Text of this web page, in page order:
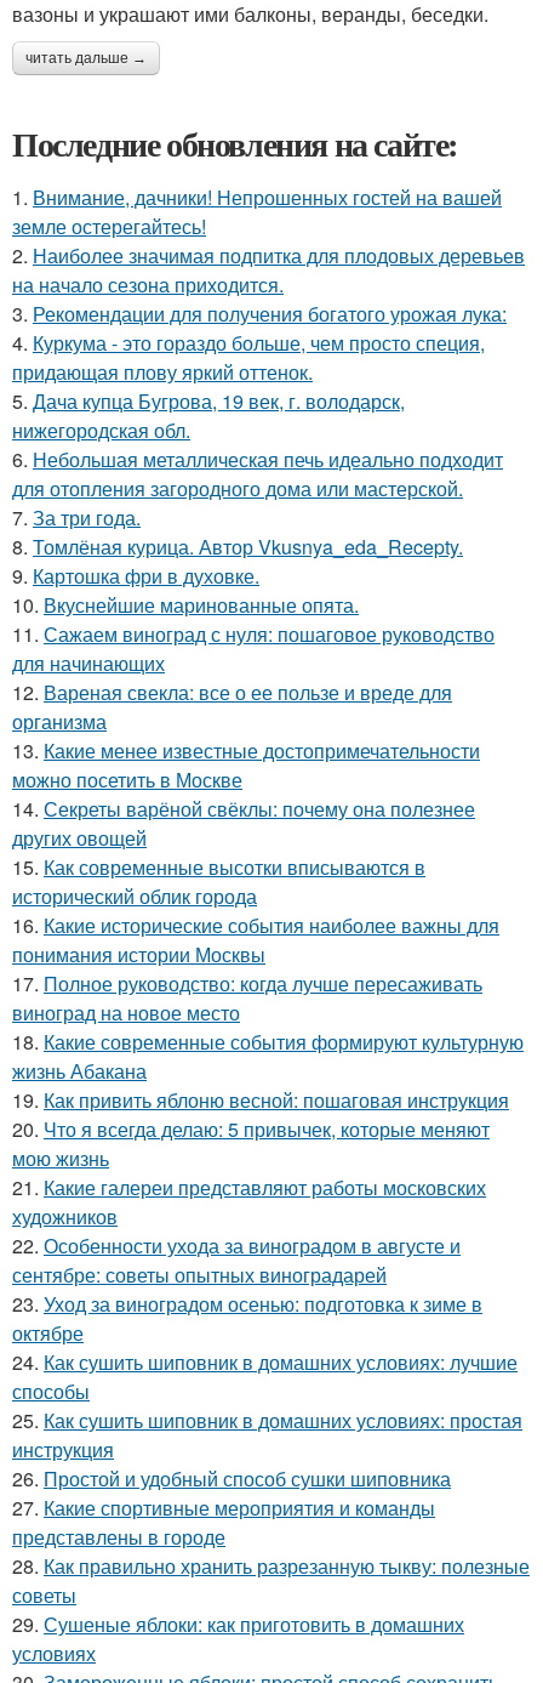
вазоны и украшают ими балконы, веранды, беседки.
читать дальше →
Последние обновления на сайте:
1. Внимание, дачники! Непрошенных гостей на вашей
земле остерегайтесь!
2. Наиболее значимая подпитка для плодовых деревьев
на начало сезона приходится.
3. Рекомендации для получения богатого урожая лука:
4. Куркума - это гораздо больше, чем просто специя,
придающая плову яркий оттенок.
5. Дача купца Бугрова, 19 век, г. володарск,
нижегородская обл.
6. Небольшая металлическая печь идеально подходит
для отопления загородного дома или мастерской.
7. За три года.
8. Томлёная курица. Автор Vkusnya_eda_Recepty.
9. Картошка фри в духовке.
10. Вкуснейшие маринованные опята.
11. Сажаем виноград с нуля: пошаговое руководство
для начинающих
12. Вареная свекла: все о ее пользе и вреде для
организма
13. Какие менее известные достопримечательности
можно посетить в Москве
14. Секреты варёной свёклы: почему она полезнее
других овощей
15. Как современные высотки вписываются в
исторический облик города
16. Какие исторические события наиболее важны для
понимания истории Москвы
17. Полное руководство: когда лучше пересаживать
виноград на новое место
18. Какие современные события формируют культурную
жизнь Абакана
19. Как привить яблоню весной: пошаговая инструкция
20. Что я всегда делаю: 5 привычек, которые меняют
мою жизнь
21. Какие галереи представляют работы московских
художников
22. Особенности ухода за виноградом в августе и
сентябре: советы опытных виноградарей
23. Уход за виноградом осенью: подготовка к зиме в
октябре
24. Как сушить шиповник в домашних условиях: лучшие
способы
25. Как сушить шиповник в домашних условиях: простая
инструкция
26. Простой и удобный способ сушки шиповника
27. Какие спортивные мероприятия и команды
представлены в городе
28. Как правильно хранить разрезанную тыкву: полезные
советы
29. Сушеные яблоки: как приготовить в домашних
условиях